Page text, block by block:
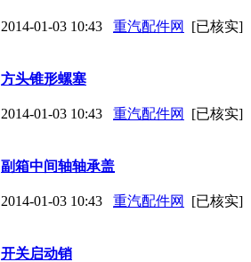
2014-01-03 10:43 重汽配件网 [已核实]
方头锥形螺塞
2014-01-03 10:43 重汽配件网 [已核实]
副箱中间轴轴承盖
2014-01-03 10:43 重汽配件网 [已核实]
开关启动销